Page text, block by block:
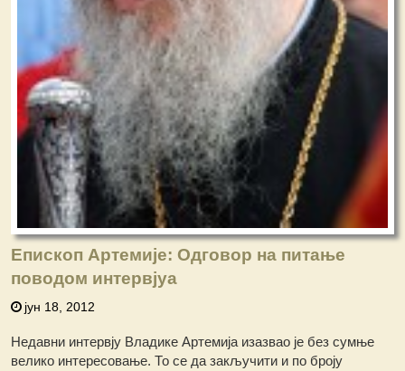
Епископ Артемије: Одговор на питање
поводом интервјуа
јун 18, 2012
Недавни интервју Владике Артемија изазвао је без сумње
велико интересовање. То се да закључити и по броју